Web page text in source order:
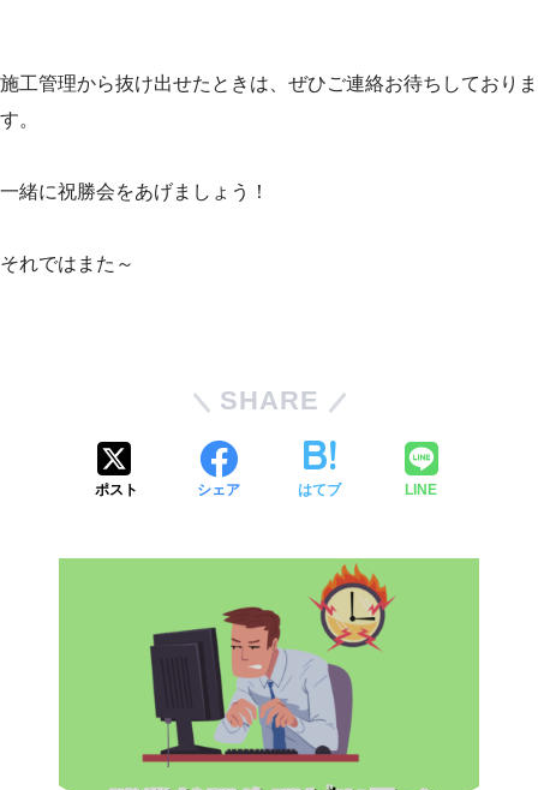
施工管理から抜け出せたときは、ぜひご連絡お待ちしておりま
す。
一緒に祝勝会をあげましょう！
それではまた～
SHARE
ポスト シェア はてブ LINE